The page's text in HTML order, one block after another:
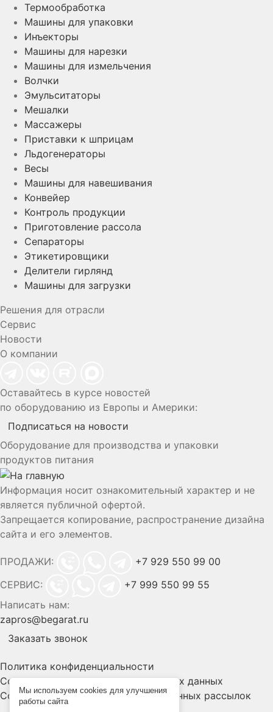
Мы используем cookies для улучшения
работы сайта
Термообработка
Машины для упаковки
Инъекторы
Машины для нарезки
Машины для измельчения
Волчки
Эмульситаторы
Мешалки
Массажеры
Приставки к шприцам
Льдогенераторы
Весы
Машины для навешивания
Конвейер
Контроль продукции
Приготовление рассола
Сепараторы
Этикетировщики
Делители гирлянд
Машины для загрузки
Решения для отрасли
Сервис
Новости
О компании
Оставайтесь в курсе новостей
по оборудованию из Европы и Америки:
Подписаться на новости
Оборудование для производства и упаковки
продуктов питания
Информация носит ознакомительный характер и не
является публичной офертой.
Запрещается копирование, распространение дизайна
сайта и его элементов.
ПРОДАЖИ:
+7 929 550 99 00
СЕРВИС:
+7 999 550 99 55
Написать нам:
zapros@begarat.ru
Заказать звонок
Политика конфиденциальности
Согласие на обработку персональных данных
Согласие на получение информационных рассылок